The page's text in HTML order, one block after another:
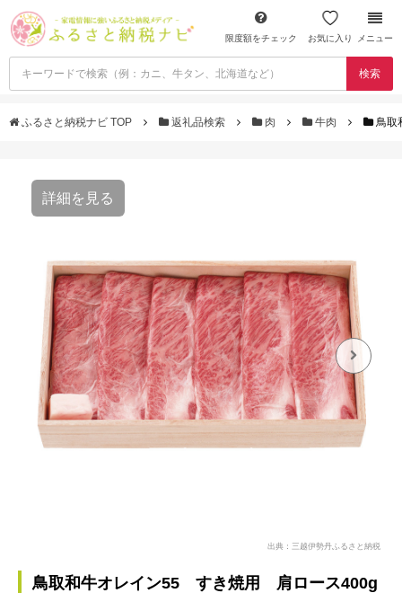
限度額をチェック お気に入り メニュー
検索
ふるさと納税ナビ TOP 返礼品検索 肉 牛肉 鳥取
詳細を見る
出典：三越伊勢丹ふるさと納税
鳥取和牛オレイン55 すき焼用 肩ロース400g